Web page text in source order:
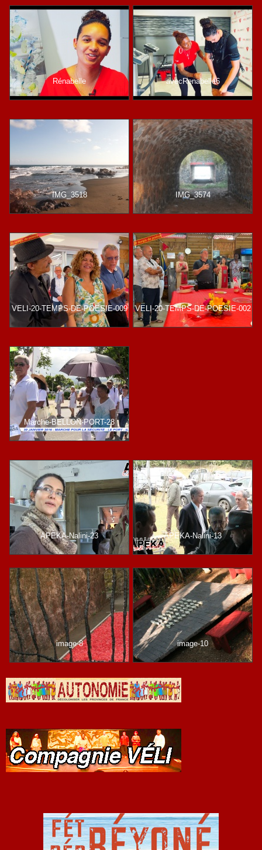
Rénabelle avecRenabelle6
IMG_3518 IMG_3574
VELI-20-TEMPS-DE-POESIE-009 VELI-20-TEMPS-DE-POESIE-002
Marche-BELLON-PORT-28
APEKA-Nalini-23 APEKA-Nalini-13
image-8 image-10